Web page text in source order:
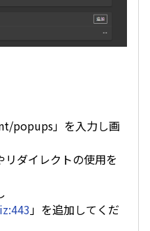
popups」を入力し画
リダイレクトの使用を
」を追加してくだ